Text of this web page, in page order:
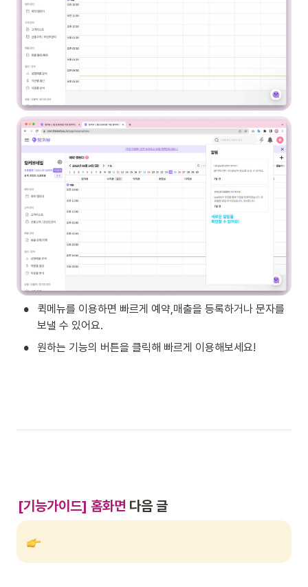
•
퀵메뉴를 이용하면 빠르게 예약,매출을 등록하거나 문자를
보낼 수 있어요.
• 원하는 기능의 버튼을 클릭해 빠르게 이용해보세요!
[기능가이드] 홈화면 다음 글